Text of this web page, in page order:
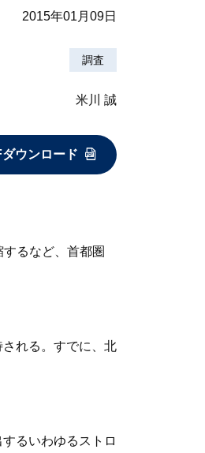
2015年01月09日
調査
米川 誠
ダウンロード
るなど、首都圏
れる。すでに、北
るいわゆるストロ